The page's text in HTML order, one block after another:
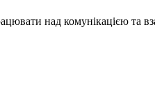
над комунікацією та